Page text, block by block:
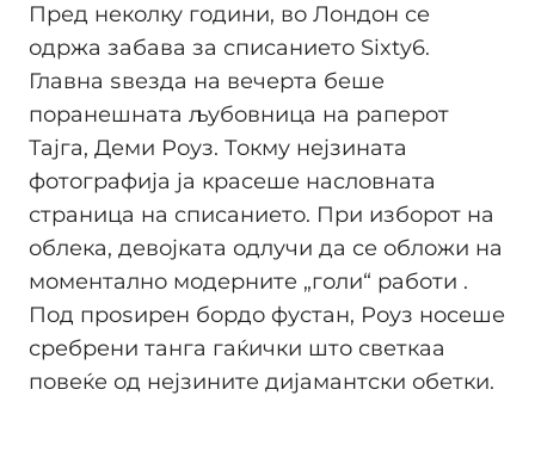
Пред неколку години, во Лондон се
одржа забава за списанието Sixty6.
Главна ѕвезда на вечерта беше
поранешната љубовница на раперот
Тајга, Деми Роуз. Токму нејзината
фотографија ја красеше насловната
страница на списанието. При изборот на
облека, девојката одлучи да се обложи на
моментално модерните „голи“ работи .
Под проѕирен бордо фустан, Роуз носеше
сребрени танга гаќички што светкаа
повеќе од нејзините дијамантски обетки.